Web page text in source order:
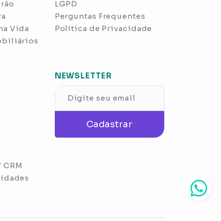
1 Vídeos
Novas formas de fazer
negócios no mercado
Investimento e Resultado para
construtoras | DEPOIMENTO –
Vida
LGPD
Perguntas Frequentes
Política de Privacidade
NEWSLETTER
Cadastrar